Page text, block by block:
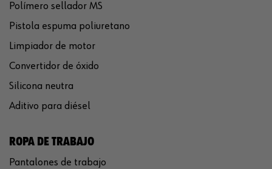
Polímero sellador MS
Pistola espuma poliuretano
Limpiador de motor
Convertidor de óxido
Silicona neutra
Aditivo para diésel
ROPA DE TRABAJO
Pantalones de trabajo